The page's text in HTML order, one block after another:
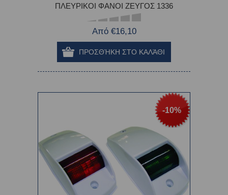
ΠΛΕΥΡΙΚΟΙ ΦΑΝΟΙ ΖΕΥΓΟΣ 1336
Από €16,10
-10%